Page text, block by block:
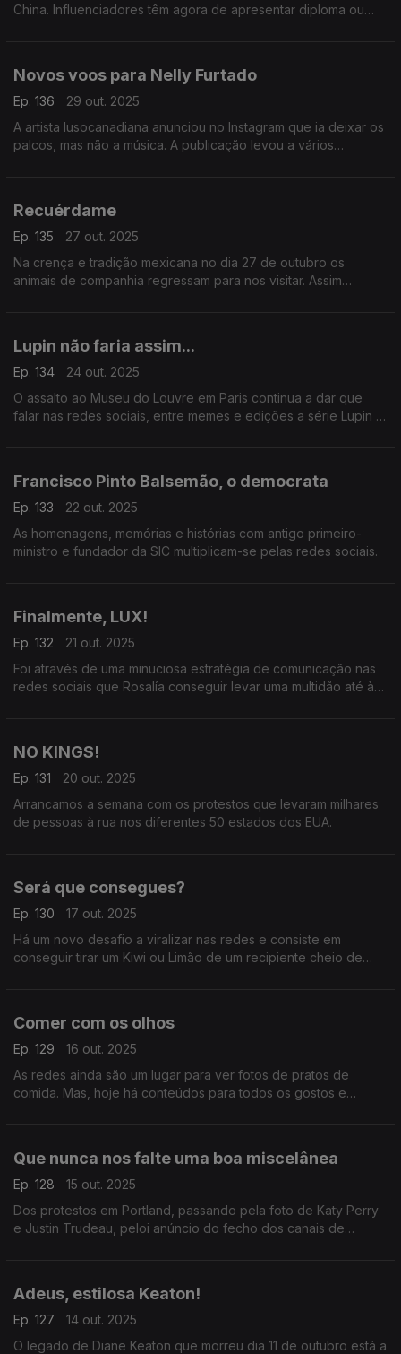
China. Influenciadores têm agora de apresentar diploma ou
Novos voos para Nelly Furtado
Ep. 136
29 out. 2025
A artista lusocanadiana anunciou no Instagram que ia deixar os
palcos, mas não a música. A publicação levou a vários
Recuérdame
Ep. 135
27 out. 2025
Na crença e tradição mexicana no dia 27 de outubro os
animais de companhia regressam para nos visitar. Assim
Lupin não faria assim...
Ep. 134
24 out. 2025
O assalto ao Museu do Louvre em Paris continua a dar que
falar nas redes sociais, entre memes e edições a série Lupin é
Francisco Pinto Balsemão, o democrata
Ep. 133
22 out. 2025
As homenagens, memórias e histórias com antigo primeiro-
ministro e fundador da SIC multiplicam-se pelas redes sociais.
Finalmente, LUX!
Ep. 132
21 out. 2025
Foi através de uma minuciosa estratégia de comunicação nas
redes sociais que Rosalía conseguir levar uma multidão até à
NO KINGS!
Ep. 131
20 out. 2025
Arrancamos a semana com os protestos que levaram milhares
de pessoas à rua nos diferentes 50 estados dos EUA.
Será que consegues?
Ep. 130
17 out. 2025
Há um novo desafio a viralizar nas redes e consiste em
conseguir tirar um Kiwi ou Limão de um recipiente cheio de
Comer com os olhos
Ep. 129
16 out. 2025
As redes ainda são um lugar para ver fotos de pratos de
comida. Mas, hoje há conteúdos para todos os gostos e
Que nunca nos falte uma boa miscelânea
Ep. 128
15 out. 2025
Dos protestos em Portland, passando pela foto de Katy Perry
e Justin Trudeau, peloi anúncio do fecho dos canais de
Adeus, estilosa Keaton!
Ep. 127
14 out. 2025
O legado de Diane Keaton que morreu dia 11 de outubro está a